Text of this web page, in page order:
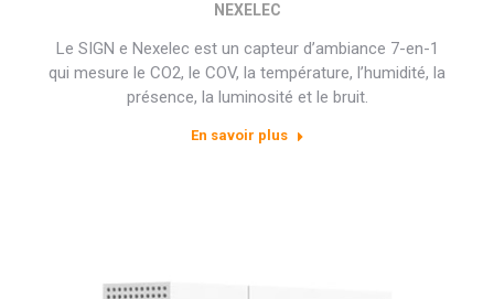
NEXELEC
Le SIGN e Nexelec est un capteur d’ambiance 7-en-1
qui mesure le CO2, le COV, la température, l’humidité, la
présence, la luminosité et le bruit.
En savoir plus